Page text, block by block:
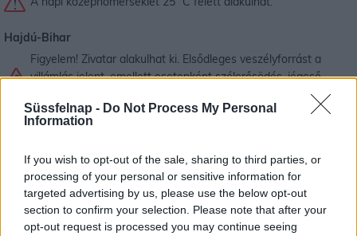
Süssfelnap - Do Not Process My Personal
Information
If you wish to opt-out of the sale, sharing to third parties, or
processing of your personal or sensitive information for
targeted advertising by us, please use the below opt-out
section to confirm your selection. Please note that after your
opt-out request is processed you may continue seeing
Hajdú-Bihar
Figyelem! Zivatar alakulhat ki. Elsődleges veszélyforrást a
villámlás jelent, emellett esetenként szélerősödés, jégeső
A napi középhőmérséklet 25 °C felett alakulhat.
Heves
Figyelem! Zivatar alakulhat ki. Elsődleges veszélyforrást a
villámlás jelent, emellett esetenként szélerősödés, jégeső
előfordulhat!